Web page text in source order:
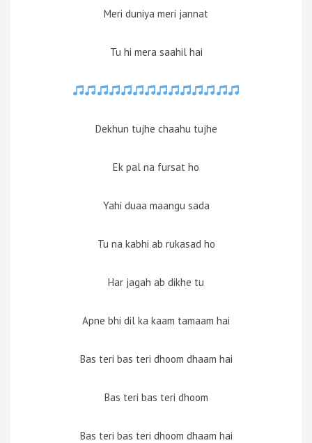
Meri duniya meri jannat
Tu hi mera saahil hai
Dekhun tujhe chaahu tujhe
Ek pal na fursat ho
Yahi duaa maangu sada
Tu na kabhi ab rukasad ho
Har jagah ab dikhe tu
Apne bhi dil ka kaam tamaam hai
Bas teri bas teri dhoom dhaam hai
Bas teri bas teri dhoom
Bas teri bas teri dhoom dhaam hai